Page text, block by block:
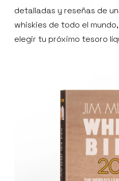
detalladas y reseñas de
whiskies de todo el
elegir tu próximo tesoro